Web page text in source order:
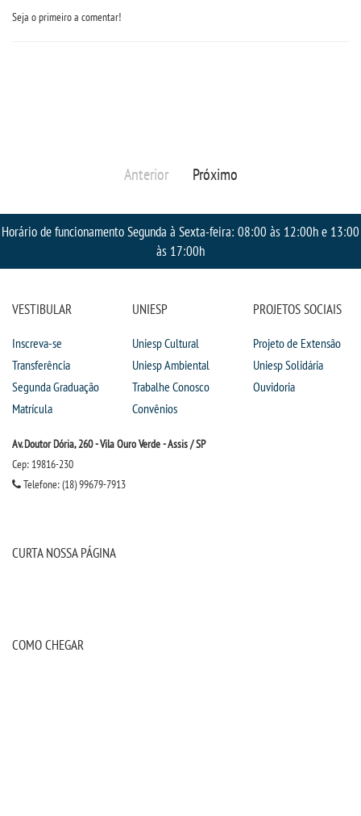
PORTAL DE PROFESSORES/ACADÊMICO
UNIESP
IMPRENSA
Seja o primeiro a comentar!
Anterior Próximo
Horário de funcionamento Segunda à Sexta-feira: 08:00 às 12:00h e 13:00
às 17:00h
VESTIBULAR
Inscreva-se
Transferência
Segunda Graduação
Matrícula
UNIESP
Uniesp Cultural
Uniesp Ambiental
Trabalhe Conosco
Convênios
PROJETOS SOCIAIS
Projeto de Extensão
Uniesp Solidária
Ouvidoria
Av. Doutor Dória, 260 - Vila Ouro Verde - Assis / SP
Cep: 19816-230
Telefone: (18) 99679-7913
CURTA NOSSA PÁGINA
COMO CHEGAR